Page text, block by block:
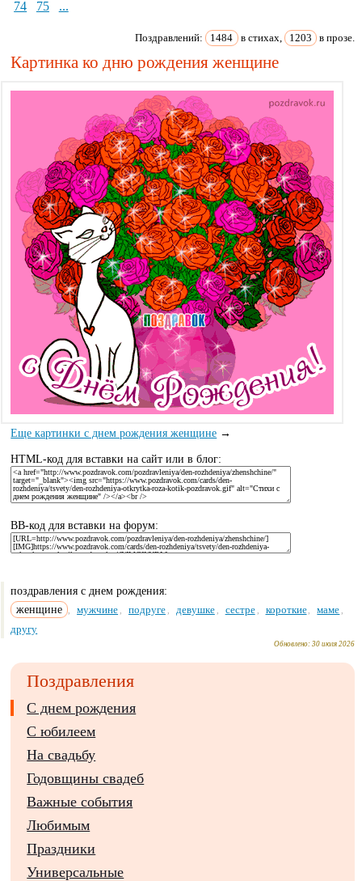
74
75 ...
Поздравлений: 1484 в стихах, 1203 в прозе.
Картинка ко дню рождения женщине
Еще картинки с днем рождения женщине →
HTML-код для вставки на сайт или в блог:
BB-код для вставки на форум:
поздравления с днем рождения:
женщине
мужчине подруге девушке сестре короткие маме
другу
Обновлено:30 июля 2026
Поздравления
С днем рождения
С юбилеем
На свадьбу
Годовщины свадеб
Важные события
Любимым
Праздники
Универсальные